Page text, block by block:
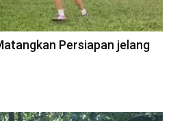
Persiapan jelang